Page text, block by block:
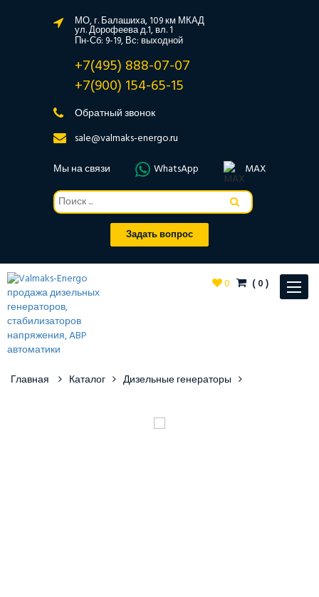
МО, г. Балашиха, 109 км МКАД
ул. Дорофеева д.1, вл. 1
Пн-Сб: 9-19, Вс: выходной
+7(495) 888-07-07
+7(900) 154-65-15
Обратный звонок
sale@valmaks-energo.ru
Мы на связи
WhatsApp MAX
Задать вопрос
Toggle
0 (0)
Главная Каталог Дизельные генераторы